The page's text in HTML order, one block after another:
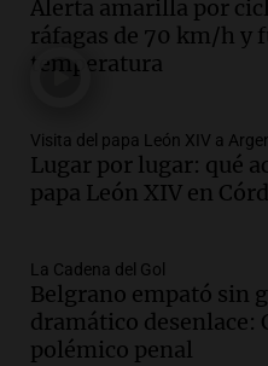
centro de esquí
siete años de
Panorama Federal
Audio.Madres
ley Joaquín.
Viva la Radio
Audio. Juan Pedro
de hacienda:
reemplazan el
La Argentina, hoy
Alerta amarilla por
ráfagas de 70 km/h y
temperatura
Visita del papa León XIV a
Lugar por lugar: qué
papa León XIV en
La Cadena del Gol
Belgrano empató sin
dramático desenlace:
polémico penal